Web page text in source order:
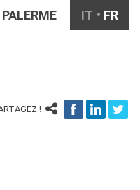
PALERME IT FR
!